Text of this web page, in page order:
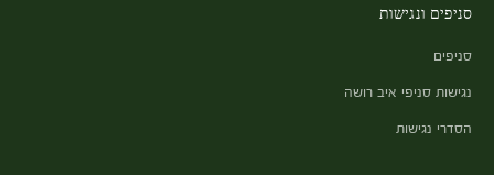
סניפים ונגישות
סניפים
נגישות סניפי איב רושה
הסדרי נגישות